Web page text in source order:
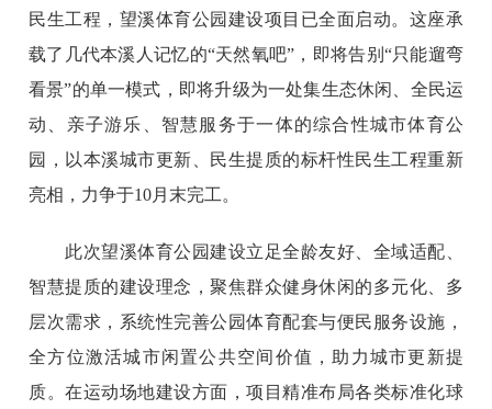
民生工程，望溪体育公园建设项目已全面启动。这座承
载了几代本溪人记忆的“天然氧吧”，即将告别“只能遛弯
看景”的单一模式，即将升级为一处集生态休闲、全民运
动、亲子游乐、智慧服务于一体的综合性城市体育公
园，以本溪城市更新、民生提质的标杆性民生工程重新
亮相，力争于10月末完工。
此次望溪体育公园建设立足全龄友好、全域适配、
智慧提质的建设理念，聚焦群众健身休闲的多元化、多
层次需求，系统性完善公园体育配套与便民服务设施，
全方位激活城市闲置公共空间价值，助力城市更新提
质。在运动场地建设方面，项目精准布局各类标准化球